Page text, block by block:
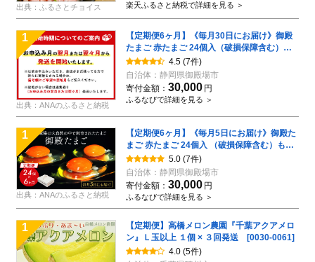
出典：ふるさとチョイス 楽天ふるさと納税で詳細を見る ＞
1
出典：ANAのふるさと納税
【定期便6ヶ月】《毎月30日にお届け》御殿
たまご 赤たまご 24個入（破損保障含む）（6
個入モウルドパック×4P入） ｜ 卵 タマゴ 玉
子 たまごかけご飯 生卵 鶏卵 卵焼き 国産 御殿
場産 ※北海道・沖縄・離島への配送不可
4.5 (7件)
自治体： 静岡県御殿場市
寄付金額： 30,000 円
ふるなびで詳細を見る ＞
1
出典：ANAのふるさと納税
【定期便6ヶ月】《毎月5日にお届け》御殿た
まご 赤たまご 24個入 （破損保障含む）もみ
がら入 ｜ 卵 タマゴ 玉子 たまごかけご飯 生卵
鶏卵 卵焼き 国産 御殿場産 ※北海道・沖縄・
離島への配送不可
5.0 (7件)
自治体： 静岡県御殿場市
寄付金額： 30,000 円
ふるなびで詳細を見る ＞
1
【定期便】高橋メロン農園『千葉アクアメロ
ン』Ｌ玉以上 １個 × ３回発送 [0030-0061]
4.0 (5件)